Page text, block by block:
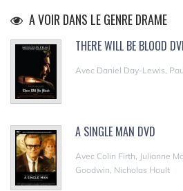
A VOIR DANS LE GENRE DRAME
THERE WILL BE BLOOD
Avec Daniel Day-Lewis,
A SINGLE MAN DVD
Avec Colin Firth, Julianne
Goodwin, Nicholas Hoult